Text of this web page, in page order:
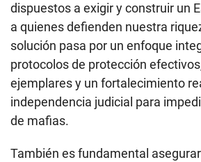
dispuestos a exigir y construir un
a quienes defienden nuestra
solución pasa por un enfoque
protocolos de protección
ejemplares y un fortalecimiento
independencia judicial para
de mafias.
También es fundamental